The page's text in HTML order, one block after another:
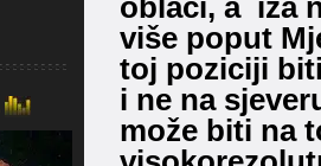
više poput
toj poziciji
i ne na
može biti na